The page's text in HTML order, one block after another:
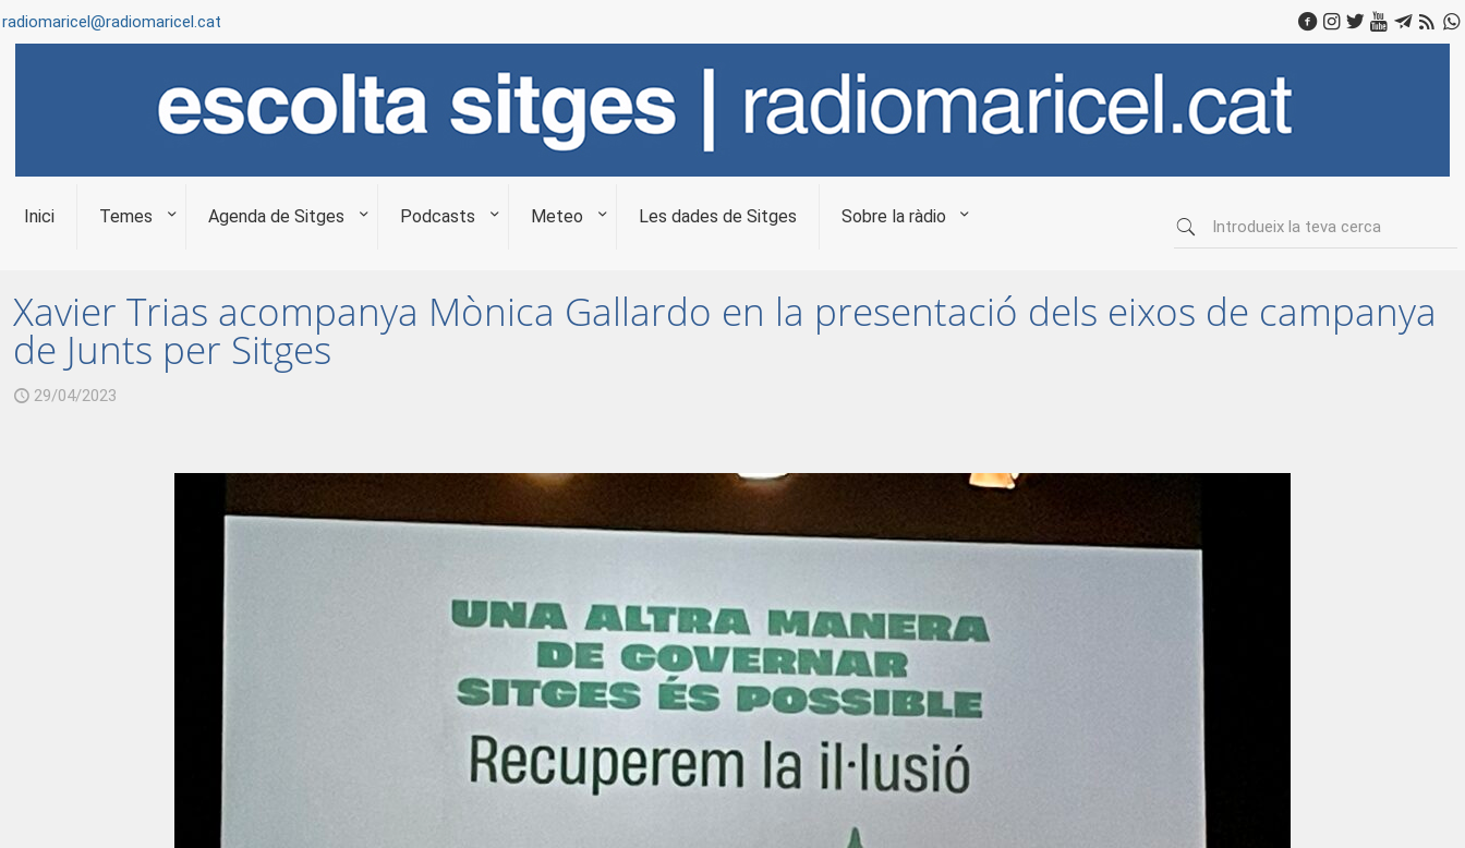
radiomaricel@radiomaricel.cat
Inici Temes Agenda de Sitges Podcasts Meteo Les dades de Sitges Sobre la ràdio
Xavier Trias acompanya Mònica Gallardo en la presentació dels eixos de campanya
de Junts per Sitges
29/04/2023